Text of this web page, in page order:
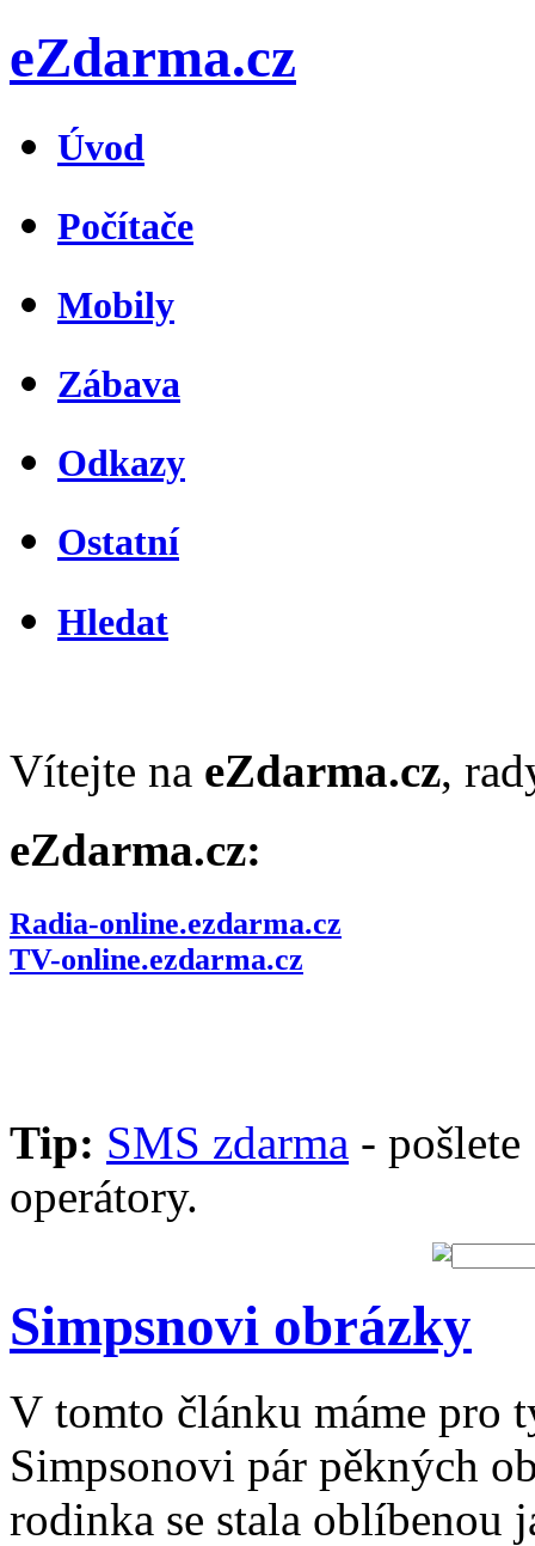
eZdarma.cz
Úvod
Počítače
Mobily
Zábava
Odkazy
Ostatní
Hledat
Vítejte na eZdarma.cz,
eZdarma.cz:
Radia-online.ezdarma.cz
TV-online.ezdarma.cz
Tip: SMS zdarma - pošlete
operátory.
Simpsnovi obrázky
V tomto článku máme pro
Simpsonovi pár pěkných
rodinka se stala oblíbenou